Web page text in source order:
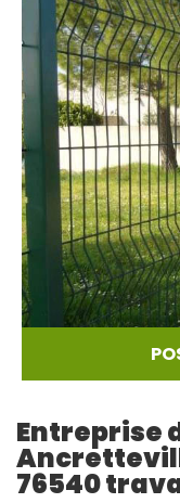
Entreprise
76540